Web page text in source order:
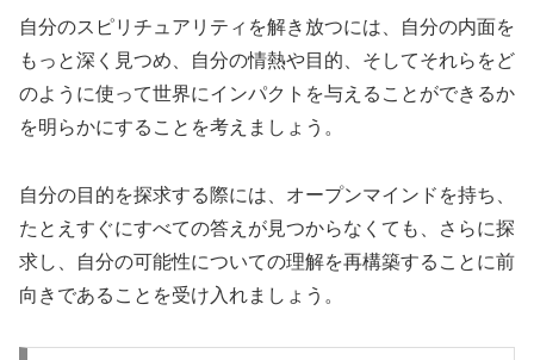
自分のスピリチュアリティを解き放つには、自分の内面を
もっと深く見つめ、自分の情熱や目的、そしてそれらをど
のように使って世界にインパクトを与えることができるか
を明らかにすることを考えましょう。
自分の目的を探求する際には、オープンマインドを持ち、
たとえすぐにすべての答えが見つからなくても、さらに探
求し、自分の可能性についての理解を再構築することに前
向きであることを受け入れましょう。